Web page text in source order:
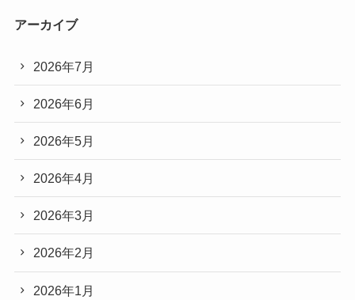
アーカイブ
2026年7月
2026年6月
2026年5月
2026年4月
2026年3月
2026年2月
2026年1月